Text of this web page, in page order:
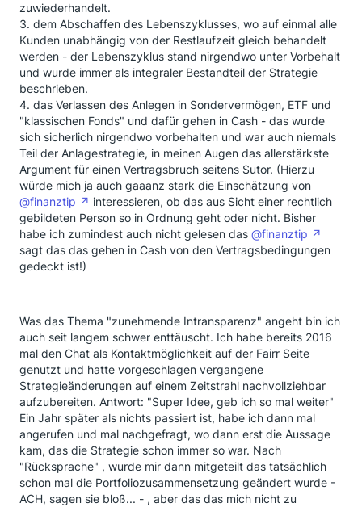
zuwiederhandelt.
3. dem Abschaffen des Lebenszyklusses, wo auf einmal alle
Kunden unabhängig von der Restlaufzeit gleich behandelt
werden - der Lebenszyklus stand nirgendwo unter Vorbehalt
und wurde immer als integraler Bestandteil der Strategie
beschrieben.
4. das Verlassen des Anlegen in Sondervermögen, ETF und
"klassischen Fonds" und dafür gehen in Cash - das wurde
sich sicherlich nirgendwo vorbehalten und war auch niemals
Teil der Anlagestrategie, in meinen Augen das allerstärkste
Argument für einen Vertragsbruch seitens Sutor. (Hierzu
würde mich ja auch gaaanz stark die Einschätzung von
@finanztip
interessieren, ob das aus Sicht einer rechtlich
gebildeten Person so in Ordnung geht oder nicht. Bisher
habe ich zumindest auch nicht gelesen das @finanztip
sagt das das gehen in Cash von den Vertragsbedingungen
gedeckt ist!)
Was das Thema "zunehmende Intransparenz" angeht bin ich
auch seit langem schwer enttäuscht. Ich habe bereits 2016
mal den Chat als Kontaktmöglichkeit auf der Fairr Seite
genutzt und hatte vorgeschlagen vergangene
Strategieänderungen auf einem Zeitstrahl nachvollziehbar
aufzubereiten. Antwort: "Super Idee, geb ich so mal weiter"
Ein Jahr später als nichts passiert ist, habe ich dann mal
angerufen und mal nachgefragt, wo dann erst die Aussage
kam, das die Strategie schon immer so war. Nach
"Rücksprache" , wurde mir dann mitgeteilt das tatsächlich
schon mal die Portfoliozusammensetzung geändert wurde -
ACH, sagen sie bloß... - , aber das das mich nicht zu